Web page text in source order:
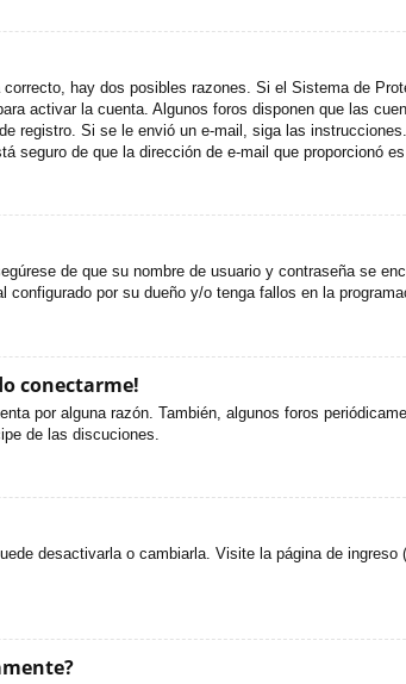
hay dos posibles razones. Si el Sistema de
activar la cuenta. Algunos foros disponen que las
registro. Si se le envió un e-mail, siga las
seguro de que la dirección de e-mail que proporcionó
de que su nombre de usuario y contraseña se
por su dueño y/o tenga fallos en la
conectarme!
por alguna razón. También, algunos foros
de las discuciones.
desactivarla o cambiarla. Visite la página de ingreso